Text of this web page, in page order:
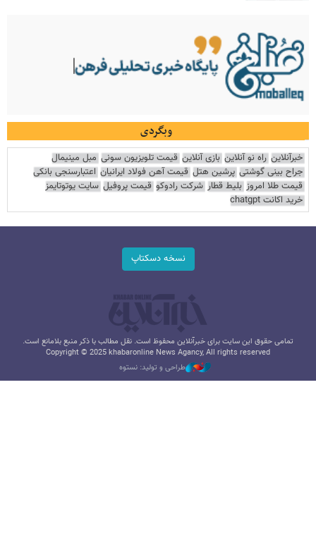
وبگردی
خبرآنلاین راه نو آنلاین بازی آنلاین قیمت تلویزیون سونی مبل مینیمال
جراح بینی گوشتی پرشین هتل قیمت آهن فولاد ایرانیان اعتبارسنجی بانکی
قیمت طلا امروز بلیط قطار شرکت رادوکو قیمت پروفیل سایت یوتوتایمز
خرید اکانت chatgpt
نسخه دسکتاپ
تمامی حقوق این سایت برای خبرآنلاین محفوظ است. نقل مطالب با ذکر منبع بلامانع است.
Copyright © 2025 khabaronline News Agancy, All rights reserved
طراحی و تولید: نستوه